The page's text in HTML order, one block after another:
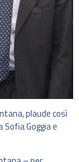
plaude così
Goggia e